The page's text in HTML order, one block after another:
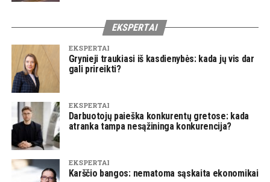
EKSPERTAI
EKSPERTAI
Grynieji traukiasi iš kasdienybės: kada jų vis dar
gali prireikti?
EKSPERTAI
Darbuotojų paieška konkurentų gretose: kada
atranka tampa nesąžininga konkurencija?
EKSPERTAI
Karščio bangos: nematoma sąskaita ekonomikai